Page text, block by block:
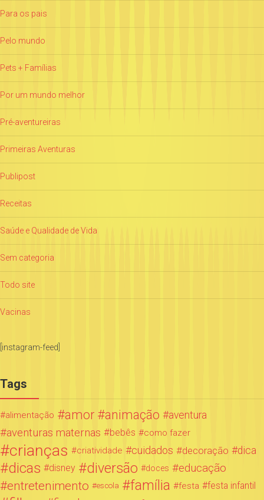
Para os pais
Pelo mundo
Pets + Famílias
Por um mundo melhor
Pré-aventureiras
Primeiras Aventuras
Publipost
Receitas
Saúde e Qualidade de Vida
Sem categoria
Todo site
Vacinas
[instagram-feed]
Tags
alimentação amor animação aventura
aventuras maternas bebês como fazer
crianças criatividade cuidados decoração dica
dicas disney diversão doces educação
entretenimento escola família festa festa infantil